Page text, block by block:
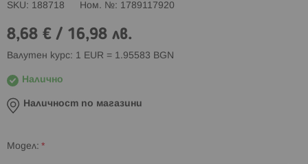
SKU 188718 Ном. № 1789117920
8,68 € / 16,98 лв.
Валутен курс: 1 EUR = 1.95583 BGN
Налично
Наличност по магазини
Модел